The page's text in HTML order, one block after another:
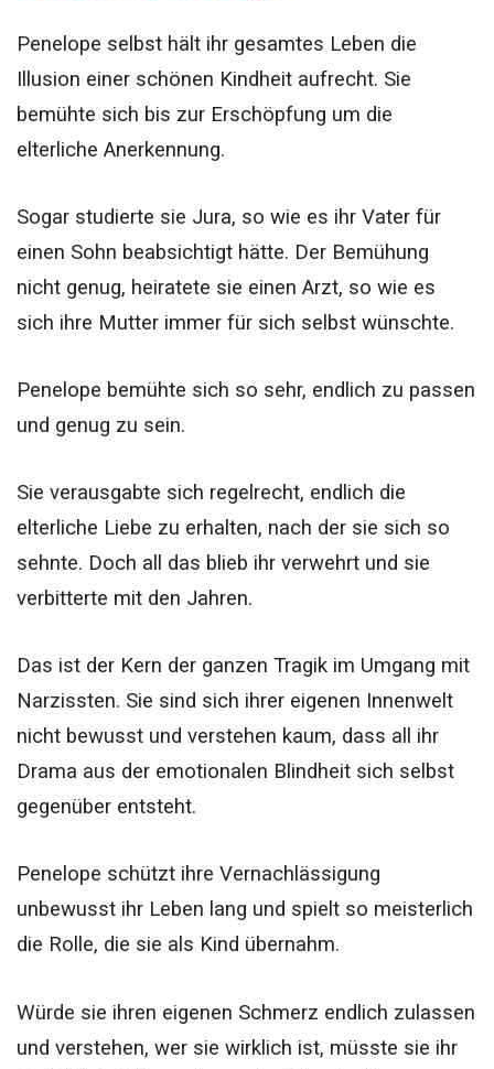
Penelope selbst hält ihr gesamtes Leben die
Illusion einer schönen Kindheit aufrecht. Sie
bemühte sich bis zur Erschöpfung um die
elterliche Anerkennung.
Sogar studierte sie Jura, so wie es ihr Vater für
einen Sohn beabsichtigt hätte. Der Bemühung
nicht genug, heiratete sie einen Arzt, so wie es
sich ihre Mutter immer für sich selbst wünschte.
Penelope bemühte sich so sehr, endlich zu passen
und genug zu sein.
Sie verausgabte sich regelrecht, endlich die
elterliche Liebe zu erhalten, nach der sie sich so
sehnte. Doch all das blieb ihr verwehrt und sie
verbitterte mit den Jahren.
Das ist der Kern der ganzen Tragik im Umgang mit
Narzissten. Sie sind sich ihrer eigenen Innenwelt
nicht bewusst und verstehen kaum, dass all ihr
Drama aus der emotionalen Blindheit sich selbst
gegenüber entsteht.
Penelope schützt ihre Vernachlässigung
unbewusst ihr Leben lang und spielt so meisterlich
die Rolle, die sie als Kind übernahm.
Würde sie ihren eigenen Schmerz endlich zulassen
und verstehen, wer sie wirklich ist, müsste sie ihr